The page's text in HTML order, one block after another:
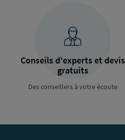
Conseils d'experts et devis
gratuits
Des conseillers à votre écoute